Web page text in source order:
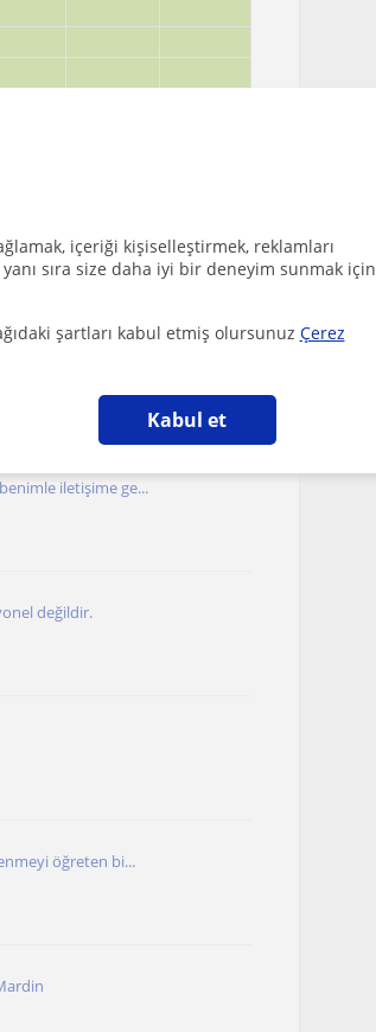
içeriği kişiselleştirmek, reklamları
sıra size daha iyi bir deneyim sunmak için
şartları kabul etmiş olursunuz Çerez
Kabul et
iletişime ge...
değildir.
öğreten bi...